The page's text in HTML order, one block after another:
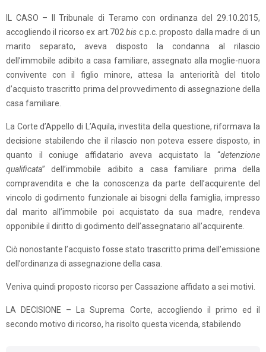
IL CASO – Il Tribunale di Teramo con ordinanza del 29.10.2015,
accogliendo il ricorso ex art.702bis c.p.c. proposto dalla madre di un
marito separato, aveva disposto la condanna al rilascio
dell’immobile adibito a casa familiare, assegnato alla moglie-nuora
convivente con il figlio minore, attesa la anteriorità del titolo
d’acquisto trascritto prima del provvedimento di assegnazione della
casa familiare.
La Corte d’Appello di L’Aquila, investita della questione, riformava la
decisione stabilendo che il rilascio non poteva essere disposto, in
quanto il coniuge affidatario aveva acquistato la “detenzione
qualificata” dell’immobile adibito a casa familiare prima della
compravendita e che la conoscenza da parte dell’acquirente del
vincolo di godimento funzionale ai bisogni della famiglia, impresso
dal marito all’immobile poi acquistato da sua madre, rendeva
opponibile il diritto di godimento dell’assegnatario all’acquirente.
Ciò nonostante l’acquisto fosse stato trascritto prima dell’emissione
dell’ordinanza di assegnazione della casa.
Veniva quindi proposto ricorso per Cassazione affidato a sei motivi.
LA DECISIONE – La Suprema Corte, accogliendo il primo ed il
secondo motivo di ricorso, ha risolto questa vicenda, stabilendo